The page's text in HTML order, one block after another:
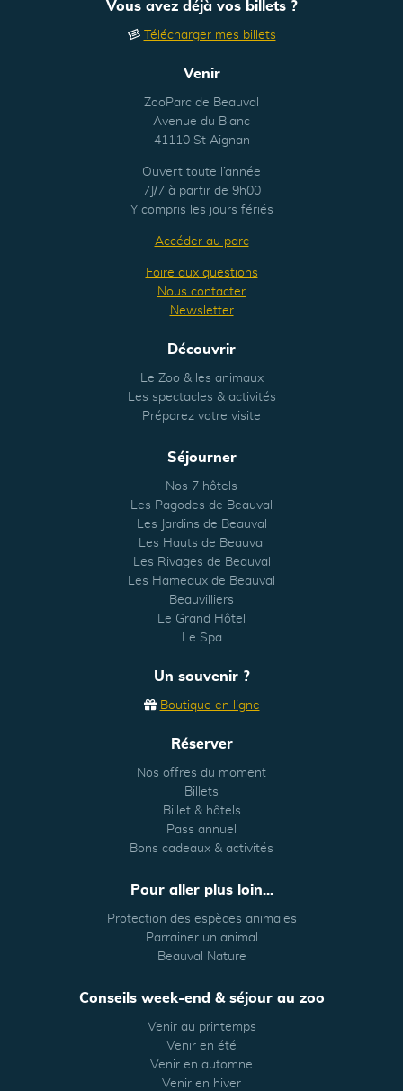
Venir
ZooParc de Beauval
Avenue du Blanc
41110 St Aignan
Ouvert toute l’année
7J/7 à partir de 9h00
Y compris les jours fériés
Accéder au parc
Foire aux questions
Nous contacter
Newsletter
Découvrir
Le Zoo & les animaux
Les spectacles & activités
Préparez votre visite
Séjourner
Nos 7 hôtels
Les Pagodes de Beauval
Les Jardins de Beauval
Les Hauts de Beauval
Les Rivages de Beauval
Les Hameaux de Beauval
Beauvilliers
Le Grand Hôtel
Le Spa
Un souvenir ?
Boutique en ligne
Réserver
Nos offres du moment
Billets
Billet & hôtels
Pass annuel
Bons cadeaux & activités
Pour aller plus loin...
Protection des espèces animales
Parrainer un animal
Beauval Nature
Conseils week-end & séjour au zoo
Venir au printemps
Venir en été
Venir en automne
Venir en hiver
Vous avez déjà vos billets ?
Télécharger mes billets